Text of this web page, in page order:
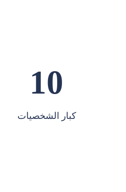
كبار الشخصيات
10